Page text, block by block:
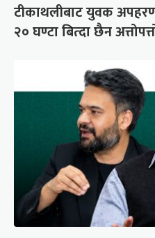
टीकाथलीबाट युवक
२० घण्टा बित्दा छैन